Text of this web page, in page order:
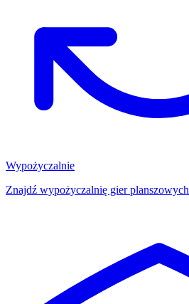
Wypożyczalnie
Znajdź wypożyczalnię gier planszowych